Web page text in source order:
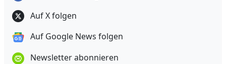
Auf X folgen
Auf Google News folgen
Newsletter abonnieren